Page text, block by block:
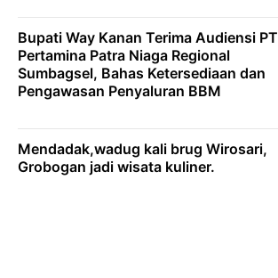
Bupati Way Kanan Terima Audiensi PT
Pertamina Patra Niaga Regional
Sumbagsel, Bahas Ketersediaan dan
Pengawasan Penyaluran BBM
Mendadak,wadug kali brug Wirosari,
Grobogan jadi wisata kuliner.